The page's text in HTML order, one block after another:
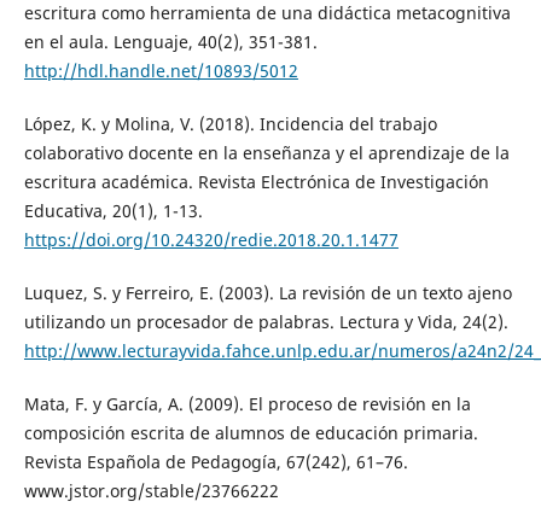
escritura como herramienta de una didáctica metacognitiva
en el aula. Lenguaje, 40(2), 351-381.
http://hdl.handle.net/10893/5012
López, K. y Molina, V. (2018). Incidencia del trabajo
colaborativo docente en la enseñanza y el aprendizaje de la
escritura académica. Revista Electrónica de Investigación
Educativa, 20(1), 1-13.
https://doi.org/10.24320/redie.2018.20.1.1477
Luquez, S. y Ferreiro, E. (2003). La revisión de un texto ajeno
utilizando un procesador de palabras. Lectura y Vida, 24(2).
http://www.lecturayvida.fahce.unlp.edu.ar/numeros/a24n2/
Mata, F. y García, A. (2009). El proceso de revisión en la
composición escrita de alumnos de educación primaria.
Revista Española de Pedagogía, 67(242), 61–76.
www.jstor.org/stable/23766222